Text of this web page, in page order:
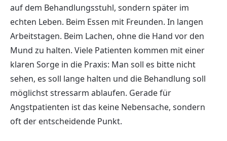
auf dem Behandlungsstuhl, sondern später im
echten Leben. Beim Essen mit Freunden. In langen
Arbeitstagen. Beim Lachen, ohne die Hand vor den
Mund zu halten. Viele Patienten kommen mit einer
klaren Sorge in die Praxis: Man soll es bitte nicht
sehen, es soll lange halten und die Behandlung soll
möglichst stressarm ablaufen. Gerade für
Angstpatienten ist das keine Nebensache, sondern
oft der entscheidende Punkt.